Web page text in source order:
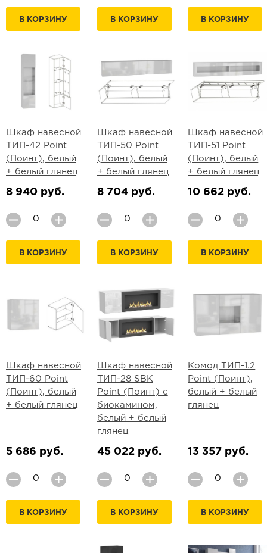
В КОРЗИНУ В КОРЗИНУ В КОРЗИНУ
Шкаф навесной
ТИП-42 Point
(Поинт), белый
+ белый глянец
8 940 руб.
В КОРЗИНУ
Шкаф навесной
ТИП-50 Point
(Поинт), белый
+ белый глянец
8 704 руб.
В КОРЗИНУ
Шкаф навесной
ТИП-51 Point
(Поинт), белый
+ белый глянец
10 662 руб.
В КОРЗИНУ
Шкаф навесной
ТИП-60 Point
(Поинт), белый
+ белый глянец
5 686 руб.
В КОРЗИНУ
Шкаф навесной
ТИП-28 SBK
Point (Поинт) с
биокамином,
белый + белый
глянец
45 022 руб.
В КОРЗИНУ
Комод ТИП-1.2
Point (Поинт),
белый + белый
глянец
13 357 руб.
В КОРЗИНУ